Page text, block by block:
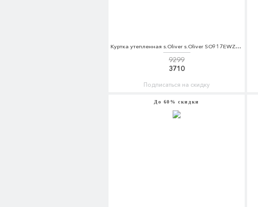
Куртка утепленная s.Oliver s.Oliver SO917EWZMC36
9299
3710
Подписаться на скидку
До 60% скидки